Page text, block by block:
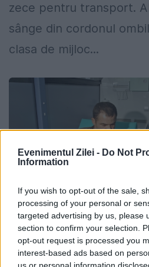
Evenimentul Zilei - Do Not
Information
If you wish to opt-out of the sale,
processing of your personal or
targeted advertising by us, please
section to confirm your selection.
opt-out request is processed you
interest-based ads based on
us or personal information
zece pentru transport.
sânge din cordonul
clasa de mijloc...
Cum puteţi deveni
stem